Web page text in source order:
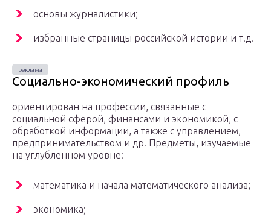
основы журналистики;
избранные страницы российской истории и т.д.
Социально-экономический профиль
ориентирован на профессии, связанные с
социальной сферой, финансами и экономикой, с
обработкой информации, а также с управлением,
предпринимательством и др. Предметы, изучаемые
на углубленном уровне:
математика и начала математического анализа;
экономика;